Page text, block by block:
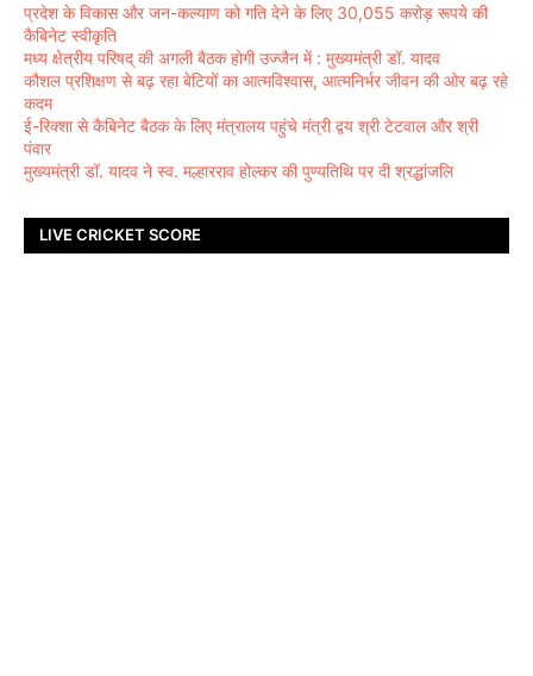
प्रदेश के विकास और जन-कल्याण को गति देने के लिए 30,055 करोड़ रूपये की
कैबिनेट स्वीकृति
मध्य क्षेत्रीय परिषद् की अगली बैठक होगी उज्जैन में : मुख्यमंत्री डॉ. यादव
कौशल प्रशिक्षण से बढ़ रहा बेटियों का आत्मविश्वास, आत्मनिर्भर जीवन की ओर बढ़ रहे
कदम
ई-रिक्शा से कैबिनेट बैठक के लिए मंत्रालय पहुंचे मंत्री द्वय श्री टेटवाल और श्री
पंवार
मुख्यमंत्री डॉ. यादव ने स्व. मल्हारराव होल्कर की पुण्यतिथि पर दी श्रद्धांजलि
LIVE CRICKET SCORE